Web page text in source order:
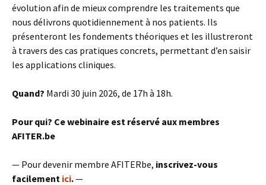
évolution afin de mieux comprendre les traitements que
nous délivrons quotidiennement à nos patients. Ils
présenteront les fondements théoriques et les illustreront
à travers des cas pratiques concrets, permettant d’en saisir
les applications cliniques.
Quand? Mardi 30 juin 2026, de 17h à 18h.
Pour qui? Ce webinaire est réservé aux membres
AFITER.be
— Pour devenir membre AFITERbe, inscrivez-vous
facilement ici.—